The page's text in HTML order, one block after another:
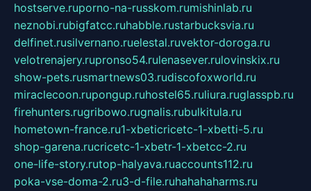
hostserve.ruporno-na-russkom.rumishinlab.ru
neznobi.rubigfatcc.ruhabble.rustarbucksvia.ru
delfinet.rusilvernano.ruelestal.ruvektor-doroga.ru
velotrenajery.rupronso54.rulenasever.rulovinskix.ru
show-pets.rusmartnews03.rudiscofoxworld.ru
miraclecoon.rupongup.ruhostel65.ruliura.ruglasspb.ru
firehunters.rugribowo.rugnalis.rubulkitula.ru
hometown-france.ru1-xbeticricetc-1-xbetti-5.ru
shop-garena.rucricetc-1-xbetr-1-xbetcc-2.ru
one-life-story.rutop-halyava.ruaccounts112.ru
poka-vse-doma-2.ru3-d-file.ruhahahaharms.ru